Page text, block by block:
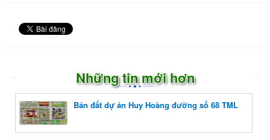
Những tin mới hơn
Bán đất dự án Huy Hoàng đường số 68 TML